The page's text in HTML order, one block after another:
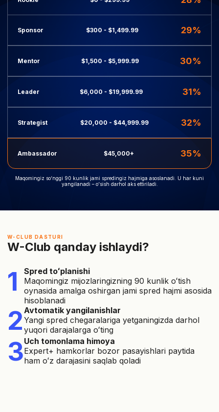
Sponsor $300 - $1,499.99 29%
Mentor $1,500 - $5,999.99 30%
Leader $6,000 - $19,999.99 31%
Strategist $20,000 - $44,999.99 32%
Ambassador $45,000+ 35%
Maqomingiz soʻnggi 90 kunlik jami spredingiz hajmiga asoslanadi. U har kuni
yangilanadi – oʻsish darhol aks ettiriladi.
W-CLUB DASTURI
W-Club qanday ishlaydi?
1
Spred toʻplanishi
Maqomingiz mijozlaringizning 90 kunlik oʻtish
oynasida amalga oshirgan jami spred hajmi asosida
hisoblanadi
2 Avtomatik yangilanishlar
Yangi spred chegaralariga yetganingizda darhol
yuqori darajalarga oʻting
3Uch tomonlama himoya
Expert+ hamkorlar bozor pasayishlari paytida
ham oʻz darajasini saqlab qoladi